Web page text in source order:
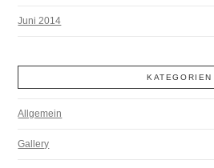
Juni 2014
KATEGORIEN
Allgemein
Gallery